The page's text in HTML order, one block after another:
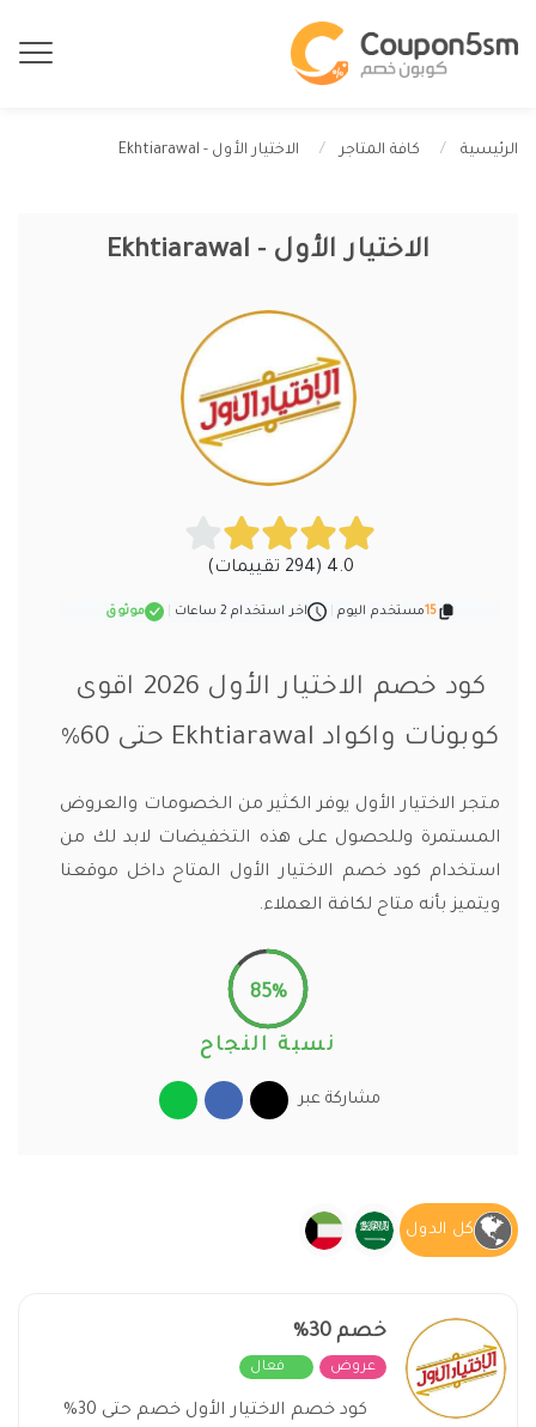
الرئيسية كافة المتاجر الاختيار الأول - Ekhtiarawal
الاختيار الأول - Ekhtiarawal
4.0 (294 تقييمات)
15مستخدم اليوم اخر استخدام 2 ساعات موثوق
كود خصم الاختيار الأول 2026 اقوى
كوبونات واكواد Ekhtiarawal حتى 60%
متجر الاختيار الأول يوفر الكثير من الخصومات والعروض
المستمرة وللحصول على هذه التخفيضات لابد لك من
استخدام كود خصم الاختيار الأول المتاح داخل موقعنا
ويتميز بأنه متاح لكافة العملاء.
85%
نسبة النجاح
مشاركة عبر
كل الدول
خصم 30%
عروض فعال
كود خصم الاختيار الأول خصم حتى 30%